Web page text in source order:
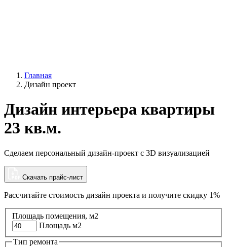
Главная
Дизайн проект
Дизайн интерьера квартиры
23 кв.м.
Сделаем персональный дизайн-проект с 3D визуализацией
Скачать прайс-лист
Рассчитайте стоимость дизайн проекта и получите скидку 1%
Площадь помещения, м2
Площадь м2
Тип ремонта